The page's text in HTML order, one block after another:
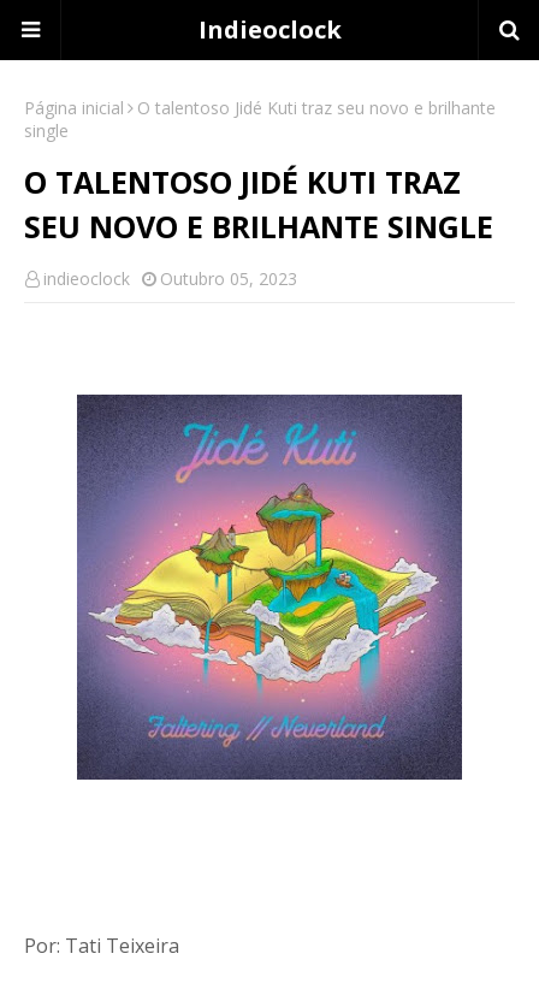
Indieoclock
Página inicial
O talentoso Jidé Kuti traz seu novo e brilhante
single
O TALENTOSO JIDÉ KUTI TRAZ
SEU NOVO E BRILHANTE SINGLE
indieoclock Outubro 05, 2023
Por: Tati Teixeira